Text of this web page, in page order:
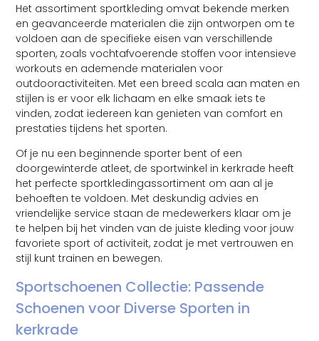
Het assortiment sportkleding omvat bekende merken
en geavanceerde materialen die zijn ontworpen om te
voldoen aan de specifieke eisen van verschillende
sporten, zoals vochtafvoerende stoffen voor intensieve
workouts en ademende materialen voor
outdooractiviteiten. Met een breed scala aan maten en
stijlen is er voor elk lichaam en elke smaak iets te
vinden, zodat iedereen kan genieten van comfort en
prestaties tijdens het sporten.
Of je nu een beginnende sporter bent of een
doorgewinterde atleet, de sportwinkel in kerkrade heeft
het perfecte sportkledingassortiment om aan al je
behoeften te voldoen. Met deskundig advies en
vriendelijke service staan de medewerkers klaar om je
te helpen bij het vinden van de juiste kleding voor jouw
favoriete sport of activiteit, zodat je met vertrouwen en
stijl kunt trainen en bewegen.
Sportschoenen Collectie: Passende
Schoenen voor Diverse Sporten in
kerkrade